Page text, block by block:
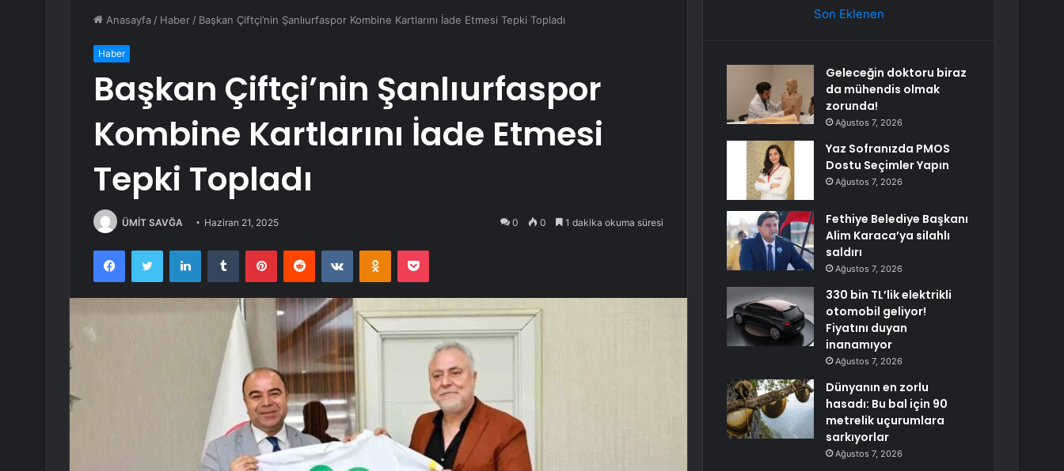
Anasayfa / Haber / Başkan Çiftçi’nin Şanlıurfaspor Kombine Kartlarını İade Etmesi Tepki Topladı
Haber
Başkan Çiftçi’nin Şanlıurfaspor
Kombine Kartlarını İade Etmesi
Tepki Topladı
ÜMİT SAVĞA Haziran 21, 2025 0 0 1 dakika okuma süresi
FacebookTwitter LinkedInTumblr PinterestReddit VKontakteOdnoklassniki
Pocket
Son Eklenen
Geleceğin doktoru biraz
da mühendis olmak
zorunda!
Ağustos 7, 2026
Yaz Sofranızda PMOS
Dostu Seçimler Yapın
Ağustos 7, 2026
Fethiye Belediye Başkanı
Alim Karaca’ya silahlı
saldırı
Ağustos 7, 2026
330 bin TL’lik elektrikli
otomobil geliyor!
Fiyatını duyan
inanamıyor
Ağustos 7, 2026
Dünyanın en zorlu
hasadı: Bu bal için 90
metrelik uçurumlara
sarkıyorlar
Ağustos 7, 2026